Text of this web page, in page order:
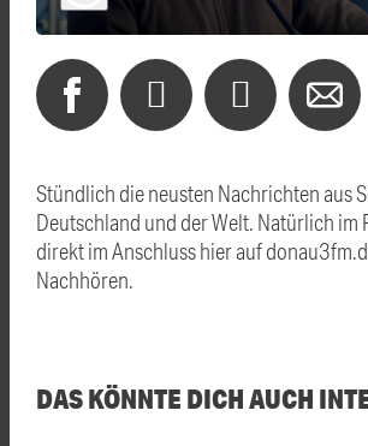
Stündlich die neusten Nachrichten aus
Deutschland und der Welt. Natürlich im
direkt im Anschluss hier auf
Nachhören.
DAS KÖNNTE DICH AUCH